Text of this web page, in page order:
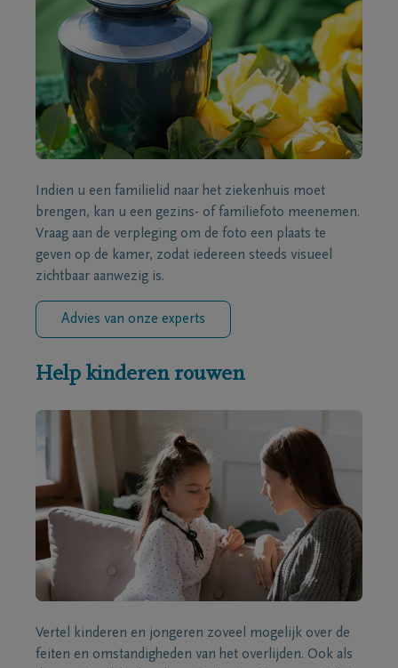
Indien u een familielid naar het ziekenhuis moet
brengen, kan u een gezins- of familiefoto meenemen.
Vraag aan de verpleging om de foto een plaats te
geven op de kamer, zodat iedereen steeds visueel
zichtbaar aanwezig is.
Advies van onze experts
Help kinderen rouwen
Vertel kinderen en jongeren zoveel mogelijk over de
feiten en omstandigheden van het overlijden. Ook als